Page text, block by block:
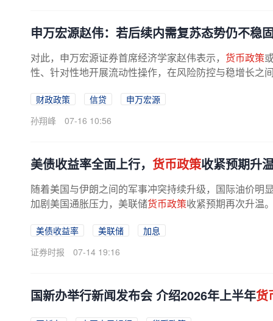
申万宏源赵伟：若后续内需复苏态势仍不稳
对此，申万宏源证券首席经济学家赵伟表示， 货币政策
性、针对性地开展流动性操作，在风险防控与稳增长之
财政政策 信贷
申万宏源
孙翔峰
07-16 10:56
美债收益率全面上行， 货币政策收紧预期升
随着美国与伊朗之间的军事冲突持续升级，国际油价明
加剧美国通胀压力，美联储货币政策收紧预期再次升温
美债收益率 美联储
加息
证券时报
07-14 19:16
国新办举行新闻发布会 介绍2026年上半年货